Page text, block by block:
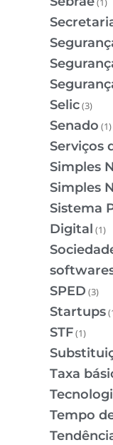
Selic(3)
Senado (1)
Serviços
Simples
Simples
Sistema
Digital (1)
SPED (3)
Startups
STF(1)
Taxa
Tempo